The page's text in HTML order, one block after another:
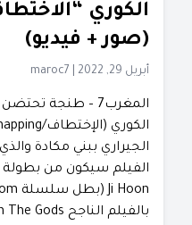
الكوري
(صور + فيديو)
أبريل 29, 2022 maroc7
المغرب7 – طنجة
الجيراري ببني مكادة